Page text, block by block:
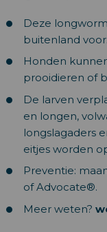
Deze
buitenland voor.
Honden
prooidieren of
De larven
en longen,
longslagaders
eitjes worden
Preventie:
of Advocate®.
Meer weten?